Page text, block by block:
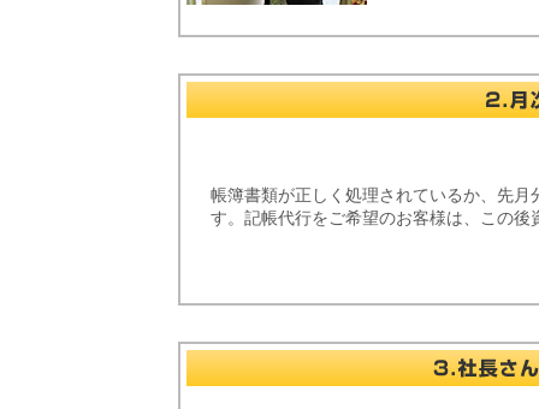
帳簿書類が正しく処理されているか、先
す。記帳代行をご希望のお客様は、この